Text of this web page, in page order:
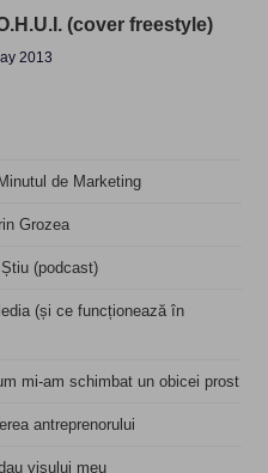
(cover freestyle)
2013
de Marketing
Grozea
(podcast)
(și ce funcționează în
mi-am schimbat un obicei prost
antreprenorului
visului meu